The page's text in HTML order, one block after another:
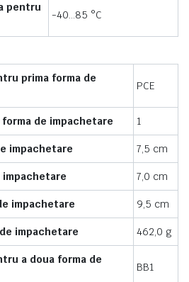
pentru
-40…85 °C
prima forma de
PCE
de impachetare 1
impachetare 7,5 cm
impachetare 7,0 cm
impachetare 9,5 cm
impachetare 462,0 g
a doua forma de
BB1